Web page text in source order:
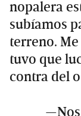
nopalera
subíamos
terreno.
tuvo que
contra del
—Nos